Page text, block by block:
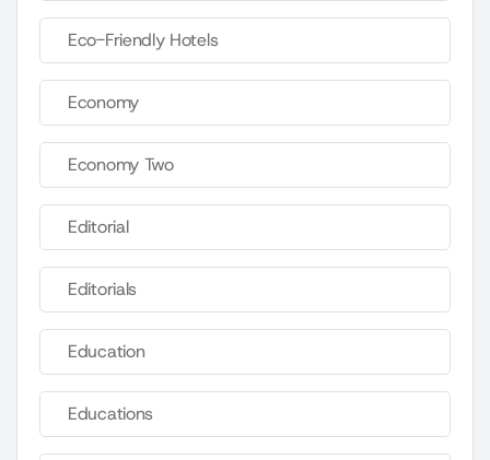
Eco-Friendly Hotels
Economy
Economy Two
Editorial
Editorials
Education
Educations